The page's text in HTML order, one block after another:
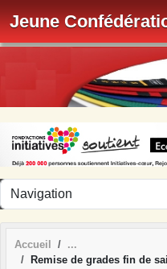
Jeune
Accueil
Remise de grades fin de